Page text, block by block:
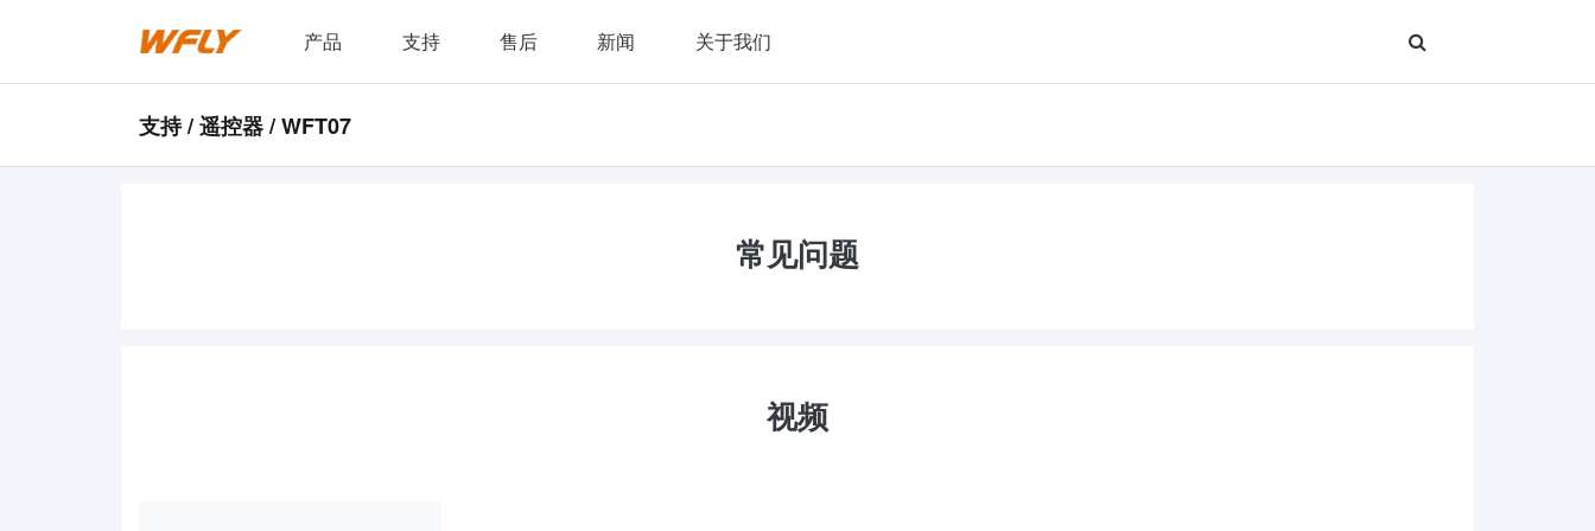
产品 支持 售后 新闻 关于我们
支持 / 遥控器 / WFT07
常见问题
视频